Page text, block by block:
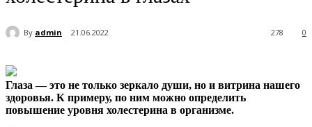
By admin 21.06.2022 0
278
Глаза — это не только зеркало души, но и витрина нашего
здоровья. К примеру, по ним можно определить
повышение уровня холестерина в организме.